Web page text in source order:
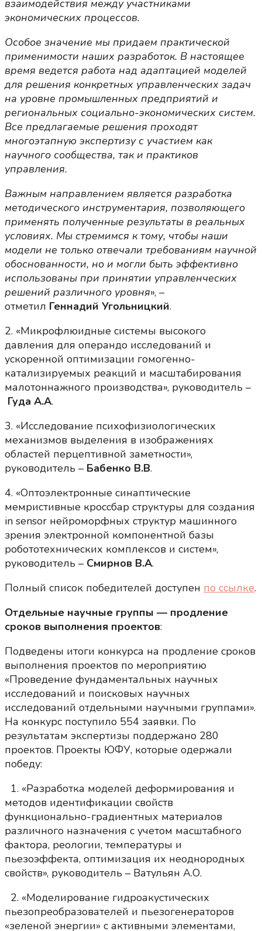
взаимодействия между участниками
экономических процессов.
Особое значение мы придаем практической
применимости наших разработок. В настоящее
время ведется работа над адаптацией моделей
для решения конкретных управленческих задач
на уровне промышленных предприятий и
региональных социально-экономических систем.
Все предлагаемые решения проходят
многоэтапную экспертизу с участием как
научного сообщества, так и практиков
управления.
Важным направлением является разработка
методического инструментария, позволяющего
применять полученные результаты в реальных
условиях. Мы стремимся к тому, чтобы наши
модели не только отвечали требованиям научной
обоснованности, но и могли быть эффективно
использованы при принятии управленческих
решений различного уровня», –
отметил Геннадий Угольницкий.
2. «Микрофлюидные системы высокого
давления для операндо исследований и
ускоренной оптимизации гомогенно-
катализируемых реакций и масштабирования
малотоннажного производства», руководитель –
Гуда А.А.
3. «Исследование психофизиологических
механизмов выделения в изображениях
областей перцептивной заметности»,
руководитель – Бабенко В.В.
4. «Оптоэлектронные синаптические
мемристивные кроссбар структуры для создания
in sensor нейроморфных структур машинного
зрения электронной компонентной базы
робототехнических комплексов и систем»,
руководитель – Смирнов В.А.
Полный список победителей доступен по ссылке.
Отдельные научные группы — продление
сроков выполнения проектов:
Подведены итоги конкурса на продление сроков
выполнения проектов по мероприятию
«Проведение фундаментальных научных
исследований и поисковых научных
исследований отдельными научными группами».
На конкурс поступило 554 заявки. По
результатам экспертизы поддержано 280
проектов. Проекты ЮФУ, которые одержали
победу:
1. «Разработка моделей деформирования и
методов идентификации свойств
функционально-градиентных материалов
различного назначения с учетом масштабного
фактора, реологии, температуры и
пьезоэффекта, оптимизация их неоднородных
свойств», руководитель – Ватульян А.О.
2. «Моделирование гидроакустических
пьезопреобразователей и пьезогенераторов
«зеленой энергии» с активными элементами,